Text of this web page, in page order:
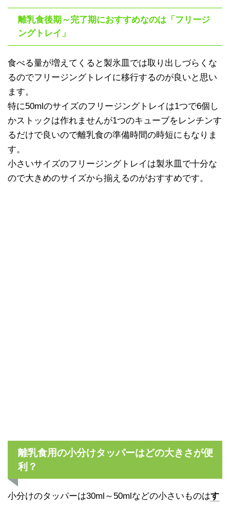
離乳食後期～完了期におすすめなのは「フリージ
ングトレイ」
食べる量が増えてくると製氷皿では取り出しづらくな
るのでフリージングトレイに移行するのが良いと思い
ます。
特に50mlのサイズのフリージングトレイは1つで6個し
かストックは作れませんが1つのキューブをレンチンす
るだけで良いので離乳食の準備時間の時短にもなりま
す。
小さいサイズのフリージングトレイは製氷皿で十分な
ので大きめのサイズから揃えるのがおすすめです。
離乳食用の小分けタッパーはどの大きさが便
利？
小分けのタッパーは30ml～50mlなどの小さいものはす